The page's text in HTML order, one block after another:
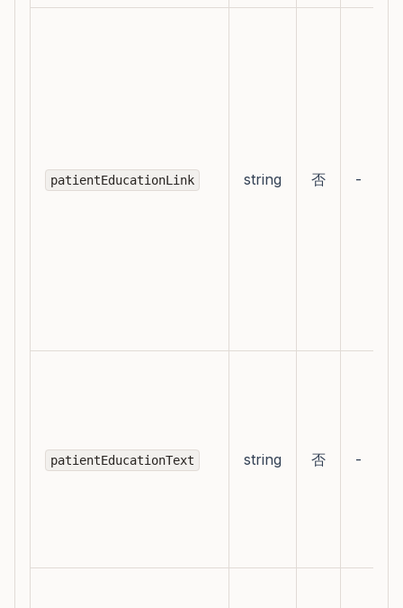
patientEducationLink string 否 -
patientEducationText string 否 -